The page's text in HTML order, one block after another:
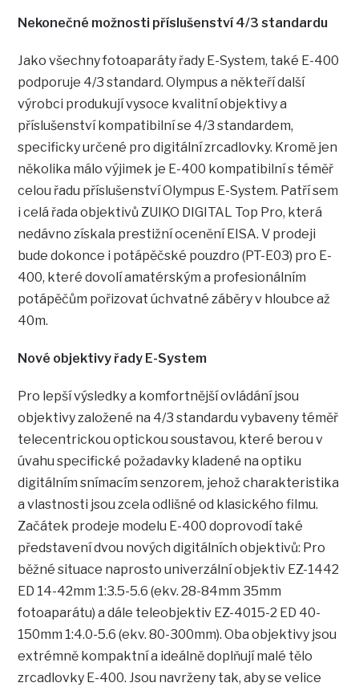
Nekonečné možnosti příslušenství 4/3 standardu
Jako všechny fotoaparáty řady E-System, také E-400
podporuje 4/3 standard. Olympus a někteří další
výrobci produkují vysoce kvalitní objektivy a
příslušenství kompatibilní se 4/3 standardem,
specificky určené pro digitální zrcadlovky. Kromě jen
několika málo výjimek je E-400 kompatibilní s téměř
celou řadu příslušenství Olympus E-System. Patří sem
i celá řada objektivů ZUIKO DIGITAL Top Pro, která
nedávno získala prestižní ocenění EISA. V prodeji
bude dokonce i potápěčské pouzdro (PT-E03) pro E-
400, které dovolí amatérským a profesionálním
potápěčům pořizovat úchvatné záběry v hloubce až
40m.
Nové objektivy řady E-System
Pro lepší výsledky a komfortnější ovládání jsou
objektivy založené na 4/3 standardu vybaveny téměř
telecentrickou optickou soustavou, které berou v
úvahu specifické požadavky kladené na optiku
digitálním snímacím senzorem, jehož charakteristika
a vlastnosti jsou zcela odlišné od klasického filmu.
Začátek prodeje modelu E-400 doprovodí také
představení dvou nových digitálních objektivů: Pro
běžné situace naprosto univerzální objektiv EZ-1442
ED 14-42mm 1:3.5-5.6 (ekv. 28-84mm 35mm
fotoaparátu) a dále teleobjektiv EZ-4015-2 ED 40-
150mm 1:4.0-5.6 (ekv. 80-300mm). Oba objektivy jsou
extrémně kompaktní a ideálně doplňují malé tělo
zrcadlovky E-400. Jsou navrženy tak, aby se velice